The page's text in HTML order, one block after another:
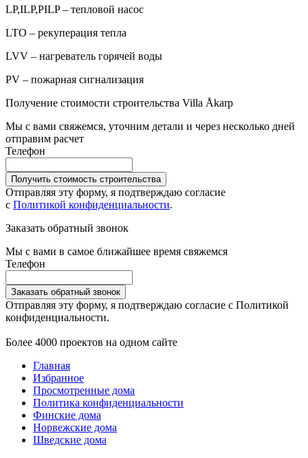
LP,ILP,PILP – тепловой насос
LTO – рекуперация тепла
LVV – нагреватель горячей воды
PV – пожарная сигнализация
Получение стоимости строительства Villa Åkarp
Мы с вами свяжемся, уточним детали и через несколько дней
отправим расчет
Телефон
Получить стоимость строительства
Отправляя эту форму, я подтверждаю согласие
с Политикой конфиденциальности.
Заказать обратный звонок
Мы с вами в самое ближайшее время свяжемся
Телефон
Заказать обратный звонок
Отправляя эту форму, я подтверждаю согласие с Политикой
конфиденциальности.
Более 4000 проектов на одном сайте
Главная
Избранное
Просмотренные дома
Политика конфиденциальности
Финские дома
Норвежские дома
Шведские дома